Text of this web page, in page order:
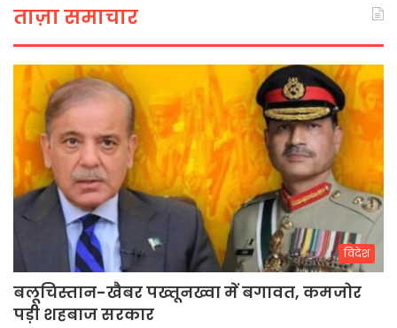
ताज़ा समाचार
विदेश
बलूचिस्तान-खैबर पख्तूनख्वा में बगावत, कमजोर
पड़ी शहबाज सरकार